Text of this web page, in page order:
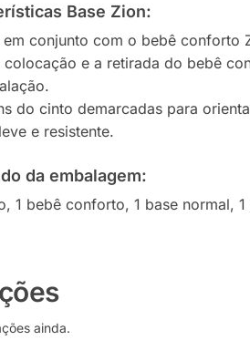
Base Zion:
em conjunto com o bebê conforto
colocação e a retirada do bebê
do cinto demarcadas para
e resistente.
da embalagem:
1 bebê conforto, 1 base normal,
ainda.